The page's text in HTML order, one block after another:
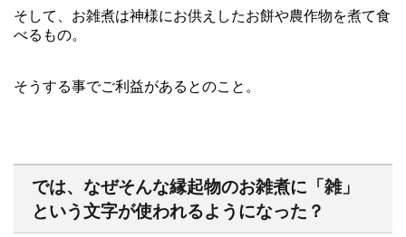
そして、お雑煮は神様にお供えしたお餅や農作物を煮て食
べるもの。
そうする事でご利益があるとのこと。
では、なぜそんな縁起物のお雑煮に「雑」
という文字が使われるようになった？